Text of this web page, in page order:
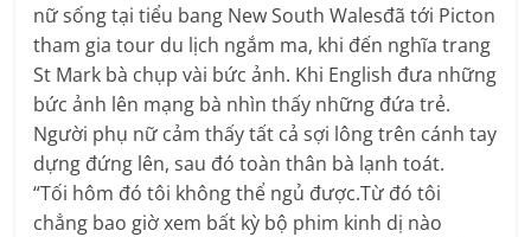
nữ sống tại tiểu bang New South Walesđã tới Picton
tham gia tour du lịch ngắm ma, khi đến nghĩa trang
St Mark bà chụp vài bức ảnh. Khi English đưa những
bức ảnh lên mạng bà nhìn thấy những đứa trẻ.
Người phụ nữ cảm thấy tất cả sợi lông trên cánh tay
dựng đứng lên, sau đó toàn thân bà lạnh toát.
“Tối hôm đó tôi không thể ngủ được.Từ đó tôi
chẳng bao giờ xem bất kỳ bộ phim kinh dị nào